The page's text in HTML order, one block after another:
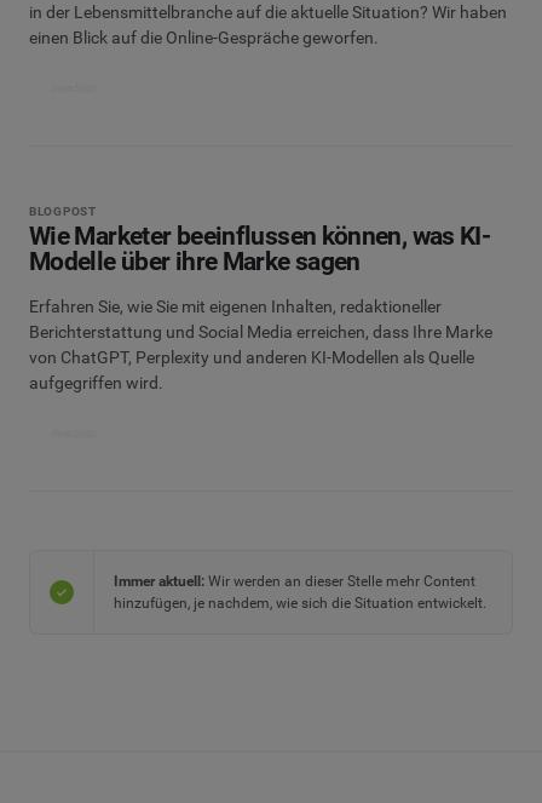
in der Lebensmittelbranche auf die aktuelle Situation? Wir haben
einen Blick auf die Online-Gespräche geworfen.
BLOGPOST
Wie Marketer beeinflussen können, was KI-
Modelle über ihre Marke sagen
Erfahren Sie, wie Sie mit eigenen Inhalten, redaktioneller
Berichterstattung und Social Media erreichen, dass Ihre Marke
von ChatGPT, Perplexity und anderen KI-Modellen als Quelle
aufgegriffen wird.
Immer aktuell: Wir werden an dieser Stelle mehr Content
hinzufügen, je nachdem, wie sich die Situation entwickelt.